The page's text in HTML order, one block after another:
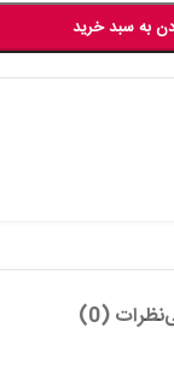
به سبد خرید
نظرات (0)